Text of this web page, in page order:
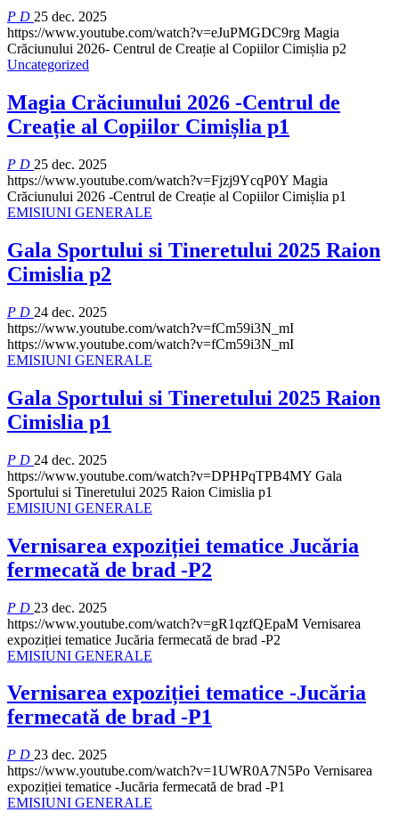
P D 25 dec. 2025
https://www.youtube.com/watch?v=eJuPMGDC9rg Magia
Crăciunului 2026- Centrul de Creație al Copiilor Cimișlia p2
Uncategorized
Magia Crăciunului 2026 -Centrul de
Creație al Copiilor Cimișlia p1
P D 25 dec. 2025
https://www.youtube.com/watch?v=Fjzj9YcqP0Y Magia
Crăciunului 2026 -Centrul de Creație al Copiilor Cimișlia p1
EMISIUNI GENERALE
Gala Sportului si Tineretului 2025 Raion
Cimislia p2
P D 24 dec. 2025
https://www.youtube.com/watch?v=fCm59i3N_mI
https://www.youtube.com/watch?v=fCm59i3N_mI
EMISIUNI GENERALE
Gala Sportului si Tineretului 2025 Raion
Cimislia p1
P D 24 dec. 2025
https://www.youtube.com/watch?v=DPHPqTPB4MY Gala
Sportului si Tineretului 2025 Raion Cimislia p1
EMISIUNI GENERALE
Vernisarea expoziției tematice Jucăria
fermecată de brad -P2
P D 23 dec. 2025
https://www.youtube.com/watch?v=gR1qzfQEpaM Vernisarea
expoziției tematice Jucăria fermecată de brad -P2
EMISIUNI GENERALE
Vernisarea expoziției tematice -Jucăria
fermecată de brad -P1
P D 23 dec. 2025
https://www.youtube.com/watch?v=1UWR0A7N5Po Vernisarea
expoziției tematice -Jucăria fermecată de brad -P1
EMISIUNI GENERALE